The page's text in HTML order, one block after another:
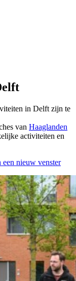
in Delft zijn te
van Haaglanden
activiteiten en
een nieuw venster